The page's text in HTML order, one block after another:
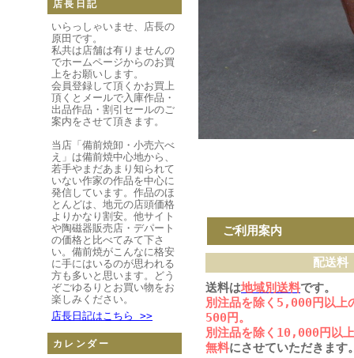
店長日記
いらっしゃいませ、店長の
原田です。
私共は店舗は有りませんの
でホームページからのお買
上をお願いします。
会員登録して頂くかお買上
頂くとメールで入庫作品・
出品作品・割引セールのご
案内をさせて頂きます。
当店「備前焼卸・小売六べ
え」は備前焼中心地から、
若手やまだあまり知られて
いない作家の作品を中心に
発信しています。作品のほ
とんどは、地元の店頭価格
よりかなり割安。他サイト
や陶磁器販売店・デパート
の価格と比べてみて下さ
い。備前焼がこんなに格安
に手にはいるのが思われる
方も多いと思います。どう
ぞごゆるりとお買い物をお
楽しみください。
店長日記はこちら >>
カレンダー
ご利用案内
配送料
送料は地域別送料です。
別注品を除く5,000円以上
500円。
別注品を除く10,000円以
無料にさせていただきます